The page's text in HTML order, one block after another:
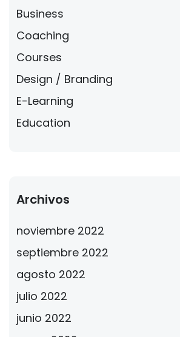
Business
Coaching
Courses
Design / Branding
E-Learning
Education
Archivos
noviembre 2022
septiembre 2022
agosto 2022
julio 2022
junio 2022